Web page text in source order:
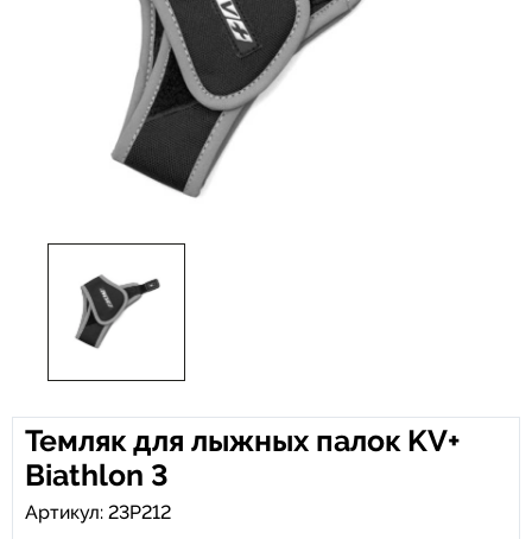
Темляк для лыжных палок KV+
Biathlon 3
Артикул: 23P212